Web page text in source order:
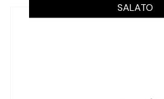
SALATO